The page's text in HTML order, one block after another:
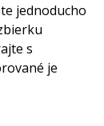
jednoducho
s
je